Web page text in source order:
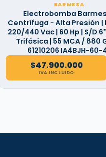
BARMESA
Electrobomba
Centrífuga - Alta Presión |
220/440 Vac | 60 Hp | S/D 6"
Trifásica | 55 MCA / 880
61210206 IA4BJH-60-
$47.900.000
IVA INCLUIDO